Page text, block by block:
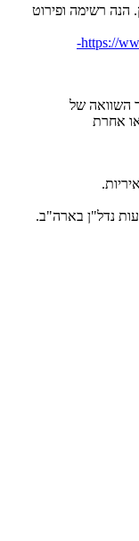
הנה רשימה ופירוט
https://www.as-invest.co.il/interstedin/blackrock/ishares-
השוואה של
או אחרת